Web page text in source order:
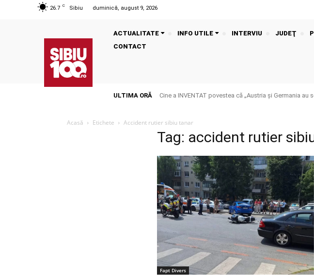
26.7 C Sibiu duminică, august 9, 2026
ACTUALITATE INFO UTILE INTERVIU JUDEŢ
CONTACT
ULTIMA ORĂ Cine a INVENTAT povestea că „Austria și Germania au
Acasă Etichete Accident rutier sibiu tanar
Tag: accident rutier
Fapt Divers